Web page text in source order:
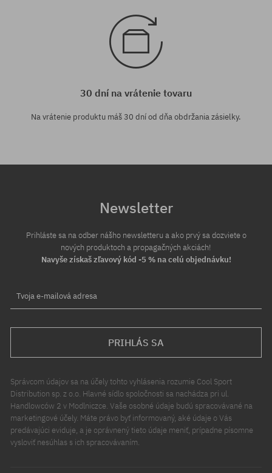
30 dní na vrátenie tovaru
Na vrátenie produktu máš 30 dní od dňa obdržania zásielky.
Newsletter
Prihláste sa na odber nášho newsletteru a ako prvý sa dozviete o
nových produktoch a propagačných akciách!
Navyše získaš zľavový kód -5 % na celú objednávku!
Tvoja e-mailová adresa
PRIHLÁS SA
Správcom údajov sa na účely tohto vyhlásenia rozumie Cool Sport
Distribution sp. z o.o. Hlavné sídlo spoločnosti sa nachádza pri ul.
Handlowców 2 v Modlniczce. Vaše osobné údaje budú spracovávané na
marketingové účely. Máte právo byť informovaný, aké údaje o Vás
predávajúci eviduje, a je oprávnený tieto údaje meniť, prípadne písomne
vysloviť nesúhlas s ich spracovávaním.